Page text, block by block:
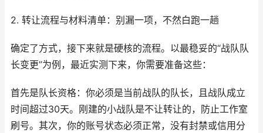
2. 转让流程与材料清单：别漏一项，不然白跑一趟
确定了方式，接下来就是硬核的流程。以最稳妥的“战队队
长变更”为例，最近实测下来，你需要准备这些：
首先是队长资格：你必须是当前战队的队长，且战队成立
时间超过30天。刚建的小战队是不让转让的，防止工作室
刷号。其次，你的账号状态必须正常，没有封禁或信用分